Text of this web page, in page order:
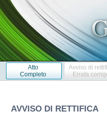
Atto
Completo
Avviso di
Errata
AVVISO DI RETTIFICA